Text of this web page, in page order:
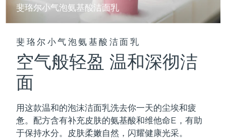
斐珞尔小气泡氨基酸洁面乳
斐珞尔小气泡氨基酸洁面乳
空气般轻盈 温和深彻洁
面
用这款温和的泡沫洁面乳洗去你一天的尘埃和疲
惫。配方含有补充皮肤的氨基酸和维他命E，有助
于保持水分。皮肤柔嫩自然，闪耀健康光采。